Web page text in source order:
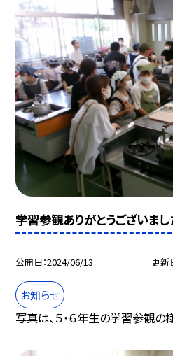
学習参観ありがとうございまし
公開日 2024/06/13 更新
お知らせ
写真は、５・６年生の学習参観の